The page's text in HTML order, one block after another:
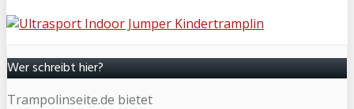
Wer schreibt hier?
Trampolinseite.de bietet